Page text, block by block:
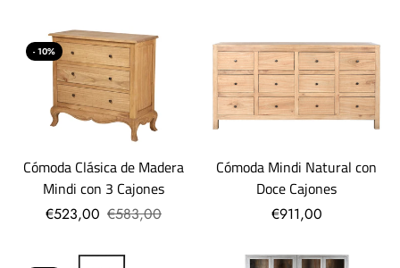
- 10%
Cómoda Clásica de Madera
Mindi con 3 Cajones
€523,00 €583,00
Cómoda Mindi Natural con
Doce Cajones
€911,00